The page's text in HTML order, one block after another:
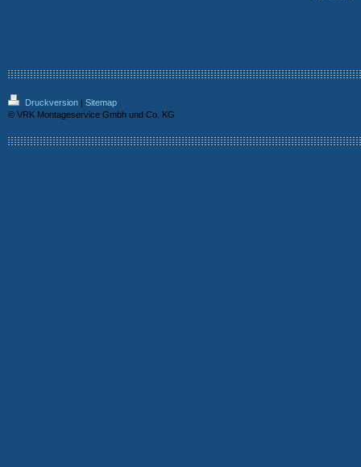
Druckversion | Sitemap
© VRK Montageservice Gmbh und Co. KG